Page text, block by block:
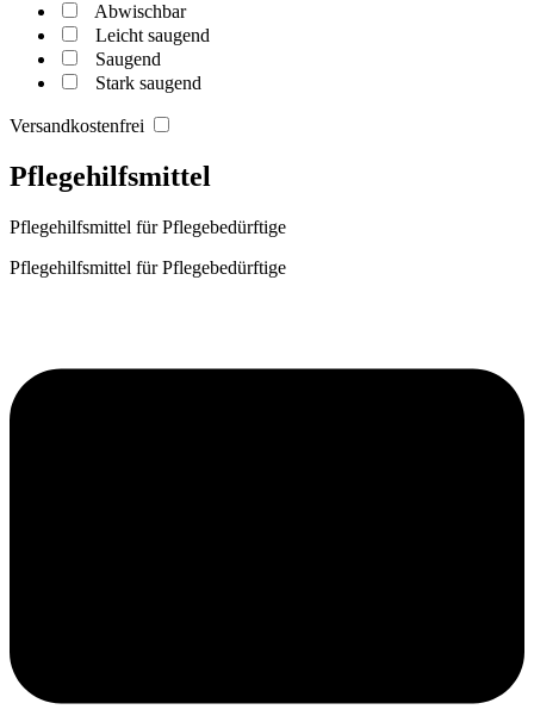
Abwischbar
Leicht saugend
Saugend
Stark saugend
Versandkostenfrei
Pflegehilfsmittel
Pflegehilfsmittel für Pflegebedürftige
Pflegehilfsmittel für Pflegebedürftige